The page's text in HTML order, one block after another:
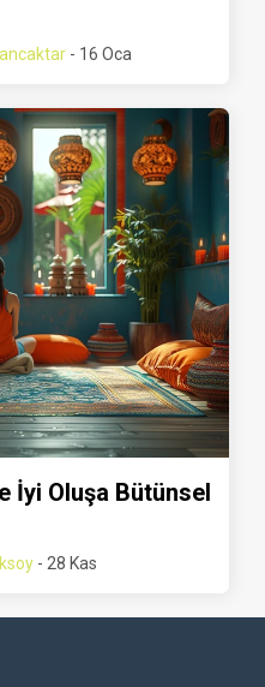
- 16 Oca
İyi Oluşa Bütünsel
- 28 Kas